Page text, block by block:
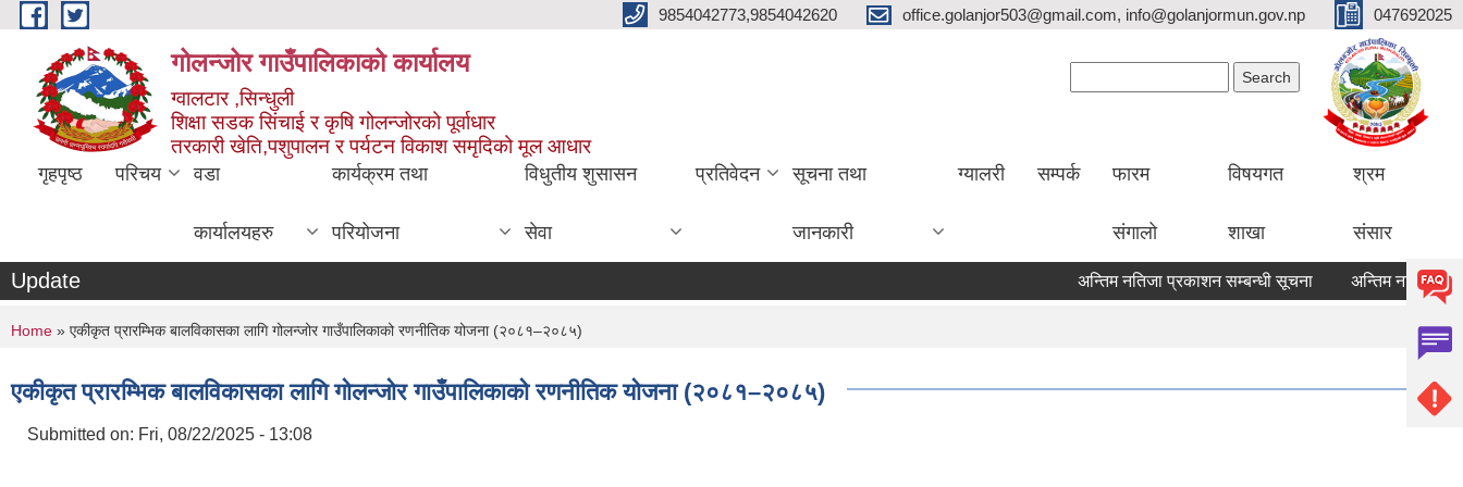
Skip to main content 9854042773,9854042620 office.golanjor503@gmail.com, info@golanjormun.gov.np 047692025
गोलन्जोर गाउँपालिकाको कार्यालय
ग्वालटार ,सिन्धुली
शिक्षा सडक सिंचाई र कृषि गोलन्जोरको पूर्वाधार
तरकारी खेति,पशुपालन र पर्यटन विकाश समृदिको मूल आधार
गृहपृष्ठ परिचय वडा
कार्यालयहरु
कार्यक्रम तथा
परियोजना
विधुतीय शुसासन
सेवा
प्रतिवेदन सूचना तथा
जानकारी
ग्यालरी सम्पर्क फारम
संगालो
विषयगत
शाखा
श्रम
संसार
Update अन्तिम नतिजा प्रकाशन सम्बन्धी सूचना अन्तिम नतिजा
You are here
Home » एकीकृत प्रारम्भिक बालविकासका लागि गोलन्जोर गाउँपालिकाको रणनीतिक योजना (२०८१–२०८५)
एकीकृत प्रारम्भिक बालविकासका लागि गोलन्जोर गाउँपालिकाको रणनीतिक योजना (२०८१–२०८५)
Submitted on: Fri, 08/22/2025 - 13:08